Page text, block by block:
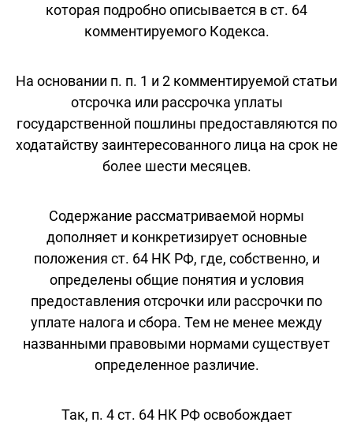
которая подробно описывается в ст. 64
комментируемого Кодекса.
На основании п. п. 1 и 2 комментируемой статьи
отсрочка или рассрочка уплаты
государственной пошлины предоставляются по
ходатайству заинтересованного лица на срок не
более шести месяцев.
Содержание рассматриваемой нормы
дополняет и конкретизирует основные
положения ст. 64 НК РФ, где, собственно, и
определены общие понятия и условия
предоставления отсрочки или рассрочки по
уплате налога и сбора. Тем не менее между
названными правовыми нормами существует
определенное различие.
Так, п. 4 ст. 64 НК РФ освобождает